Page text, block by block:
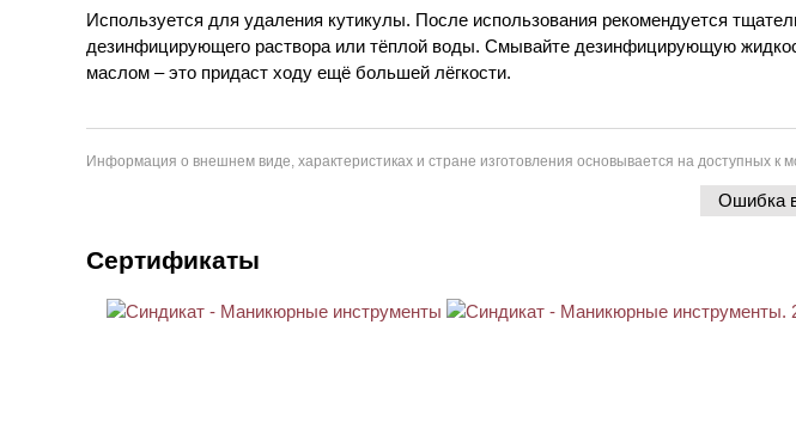
Используется для удаления кутикулы. После использования рекомендуется
дезинфицирующего раствора или тёплой воды. Смывайте дезинфицирующую
маслом – это придаст ходу ещё большей лёгкости.
Информация о внешнем виде, характеристиках и стране изготовления основывается на доступных к
Ошибка
Сертификаты